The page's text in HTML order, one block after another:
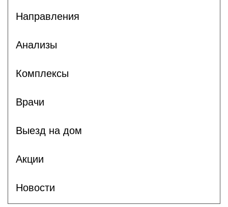
Направления
Анализы
Комплексы
Врачи
Выезд на дом
Акции
Новости